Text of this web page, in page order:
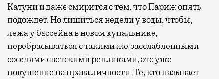
Катуни и даже смирится с тем, что Париж опять
подождет. Но лишиться недели у воды, чтобы,
лежа у бассейна в новом купальнике,
перебрасываться с такими же расслабленными
соседями светскими репликами, это уже
покушение на права личности. Те, кто называет